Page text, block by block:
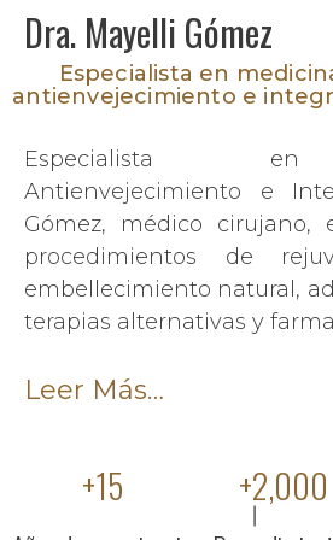
Dra. Mayelli Gómez
Especialista en
antienvejecimiento e
Especialista
Antienvejecimiento e
Gómez, médico cirujano,
procedimientos de
embellecimiento natural,
terapias alternativas y
Leer Más…
+15 +2,000